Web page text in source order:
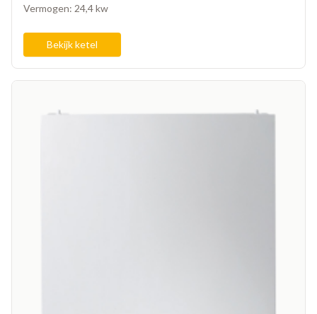
Vermogen: 24,4 kw
Bekijk ketel